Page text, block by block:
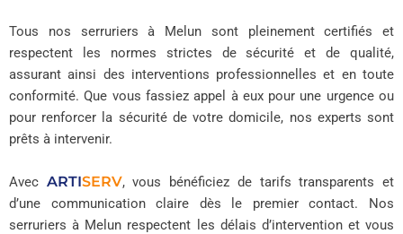
Tous nos serruriers à Melun sont pleinement certifiés et
respectent les normes strictes de sécurité et de qualité,
assurant ainsi des interventions professionnelles et en toute
conformité. Que vous fassiez appel à eux pour une urgence ou
pour renforcer la sécurité de votre domicile, nos experts sont
prêts à intervenir.
Avec ARTISERV, vous bénéficiez de tarifs transparents et
d’une communication claire dès le premier contact. Nos
serruriers à Melun respectent les délais d’intervention et vous